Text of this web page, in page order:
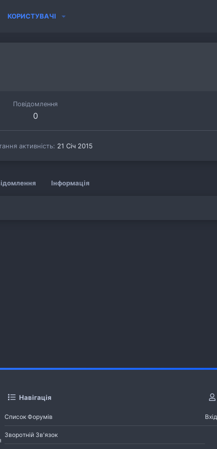
КОРИСТУВАЧІ
Повідомлення
0
активність 21 Січ 2015
Інформація
Навігація
Список Форумів
Зворотній Зв'язок
Вхід